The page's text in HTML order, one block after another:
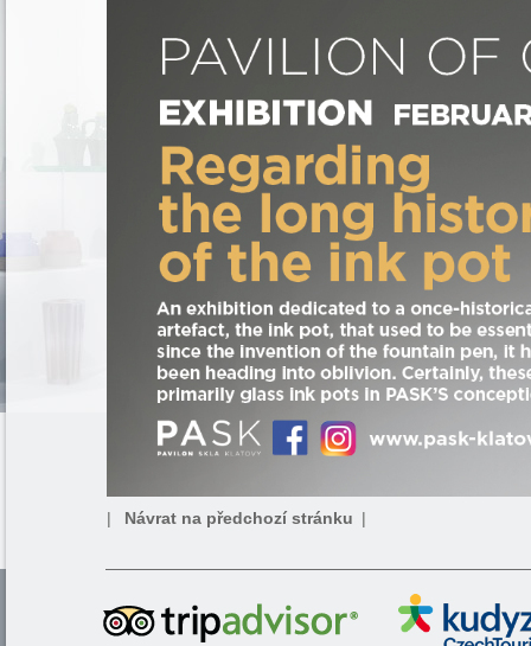
| Návrat na předchozí stránku |